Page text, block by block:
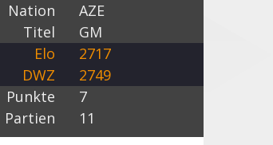
Nation
AZE
Titel
GM
Elo
2717
DWZ
2749
Punkte
7
Partien
11